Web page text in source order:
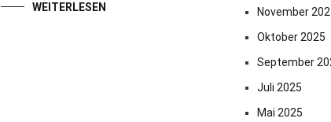
WEITERLESEN
November
Oktober 2025
September
Juli 2025
Mai 2025